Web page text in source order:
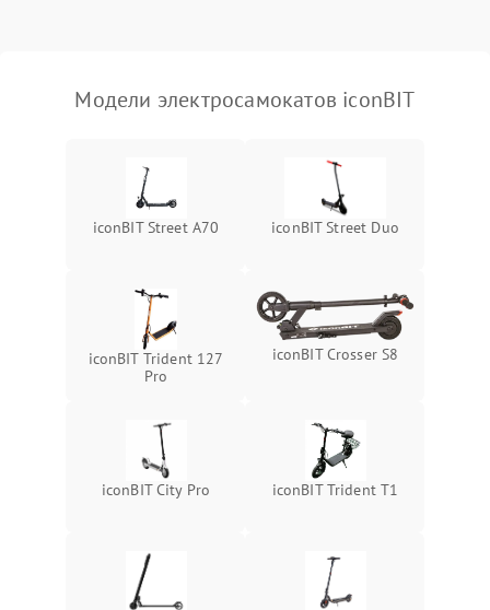
Модели электросамокатов iconBIT
iconBIT Street A70 iconBIT Street Duo
iconBIT Trident 127
Pro
iconBIT Crosser S8
iconBIT City Pro iconBIT Trident T1